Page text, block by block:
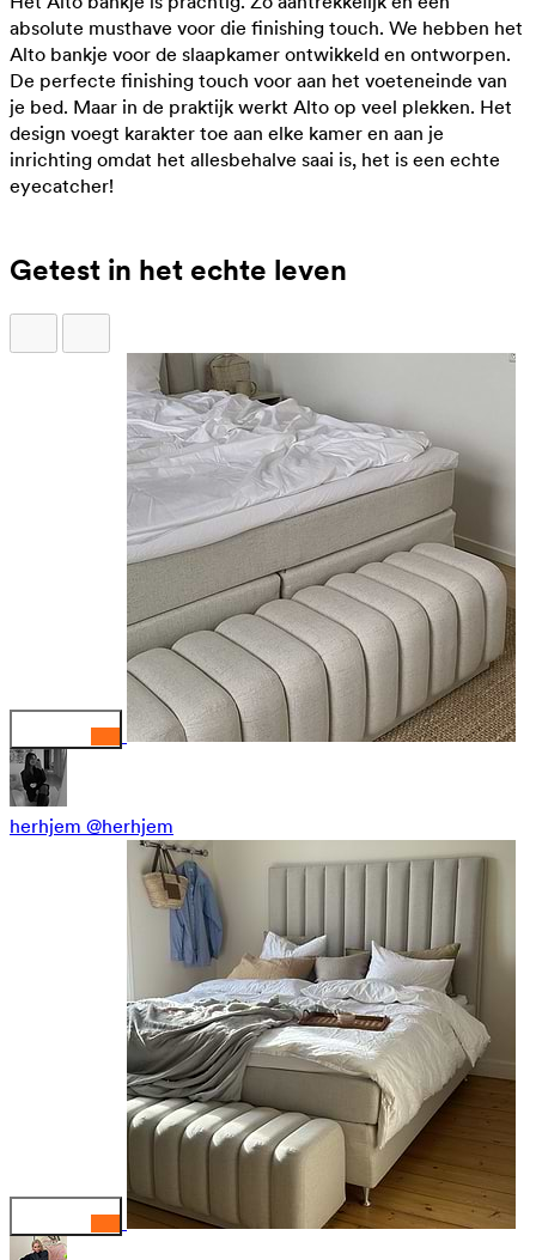
absolute musthave voor die finishing touch. We hebben het
Alto bankje voor de slaapkamer ontwikkeld en ontworpen.
De perfecte finishing touch voor aan het voeteneinde van
je bed. Maar in de praktijk werkt Alto op veel plekken. Het
design voegt karakter toe aan elke kamer en aan je
inrichting omdat het allesbehalve saai is, het is een echte
eyecatcher!
Getest in het echte leven
herhjem @herhjem